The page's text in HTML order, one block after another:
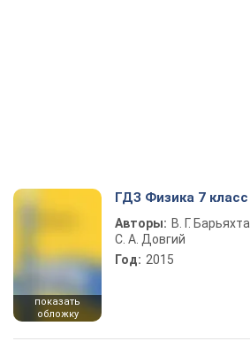
показать
обложку
ГДЗ Физика 7 класс
Авторы: В. Г.
С. А. Довгий
Год: 2015